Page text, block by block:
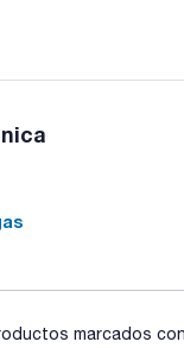
marcados